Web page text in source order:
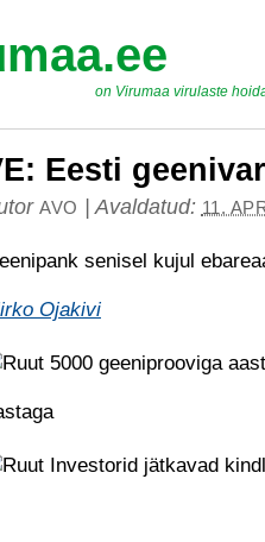
on Virumaa virulaste
Eesti
AVO |Avaldatud: 11.
senisel kujul
Ojakivi
5000 geeniprooviga
Investorid jätkavad